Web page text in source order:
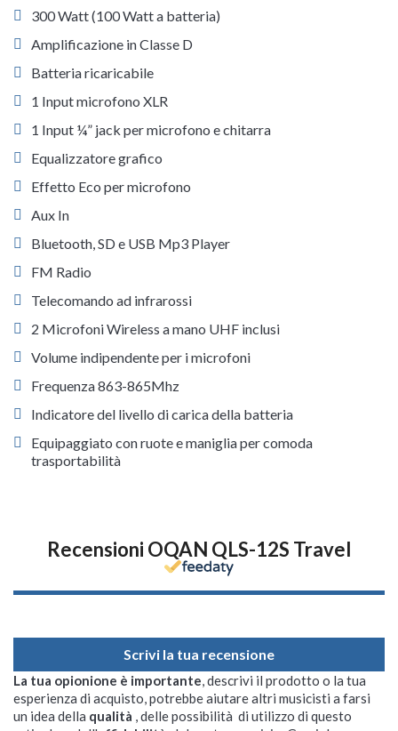
300 Watt (100 Watt a batteria)
Amplificazione in Classe D
Batteria ricaricabile
1 Input microfono XLR
1 Input ¼” jack per microfono e chitarra
Equalizzatore grafico
Effetto Eco per microfono
Aux In
Bluetooth, SD e USB Mp3 Player
FM Radio
Telecomando ad infrarossi
2 Microfoni Wireless a mano UHF inclusi
Volume indipendente per i microfoni
Frequenza 863-865Mhz
Indicatore del livello di carica della batteria
Equipaggiato con ruote e maniglia per comoda
trasportabilità
Recensioni OQAN QLS-12S Travel
Scrivi la tua recensione
La tua opionione è importante, descrivi il prodotto o la tua
esperienza di acquisto, potrebbe aiutare altri musicisti a farsi
un idea della qualità , delle possibilità di utilizzo di questo